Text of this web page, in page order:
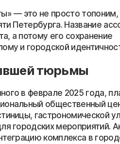
— это не просто топоним,
Петербурга. Название
а потому его сохранение
и городской
тюрьмы
в феврале 2025 года,
общественный
гастрономической
городских мероприятий.
комплекса в